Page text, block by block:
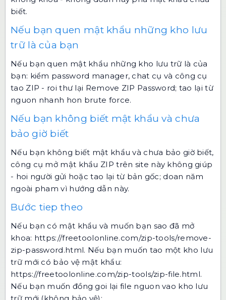
biết.
Nếu bạn quen mật khẩu những kho lưu
trữ là của bạn
Nếu bạn quen mật khẩu những kho lưu trữ là của
bạn: kiểm password manager, chat cụ và công cụ
tao ZIP - roi thư lại Remove ZIP Password; tao lại từ
nguon nhanh hon brute force.
Nếu bạn không biết mật khẩu và chưa
bảo giờ biết
Nếu bạn không biết mật khẩu và chưa bảo giờ biết,
công cụ mở mật khẩu ZIP trên site này không giúp
- hoi người gửi hoặc tao lại từ bản gốc; doan năm
ngoài pham vì hướng dẫn này.
Bước tiep theo
Nếu bạn có mật khẩu và muốn bạn sao đã mở
khoa: https://freetoolonline.com/zip-tools/remove-
zip-password.html. Nếu bạn muốn tao một kho lưu
trữ mới có bảo vệ mật khẩu:
https://freetoolonline.com/zip-tools/zip-file.html.
Nếu bạn muốn đồng goi lại file nguon vao kho lưu